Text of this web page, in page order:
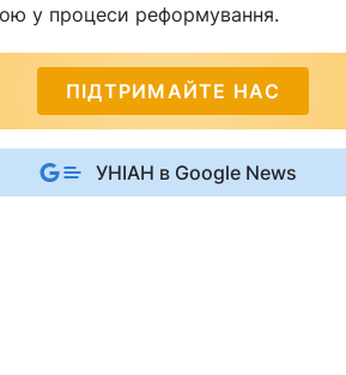
у процеси реформування.
ПІДТРИМАЙТЕ НАС
УНІАН в Google News